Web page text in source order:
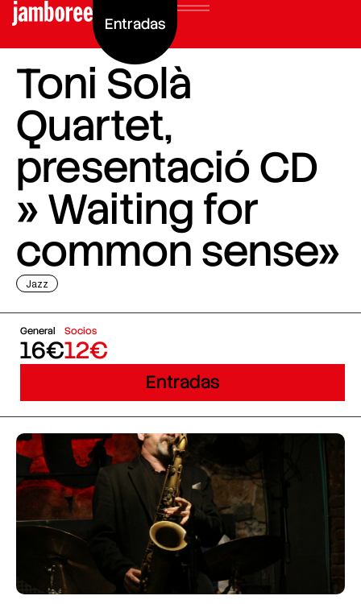
Entradas
Toni Solà
Quartet,
presentació CD
» Waiting for
common sense»
Jazz
General
16€
Socios
12€
Entradas